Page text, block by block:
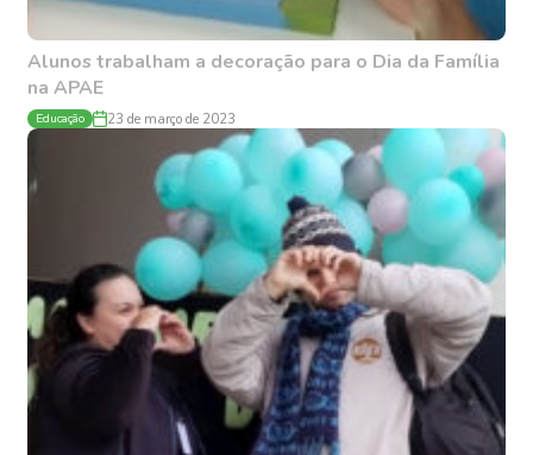
Alunos trabalham a decoração para o Dia da Família
na APAE
Educação 23 de março de 2023